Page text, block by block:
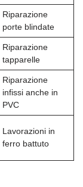
Riparazione
porte blindate
Riparazione
tapparelle
Riparazione
infissi anche in
PVC
Lavorazioni in
ferro battuto